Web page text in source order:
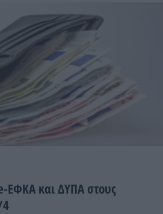
ΕΦΚΑ και ΔΥΠΑ στους
4